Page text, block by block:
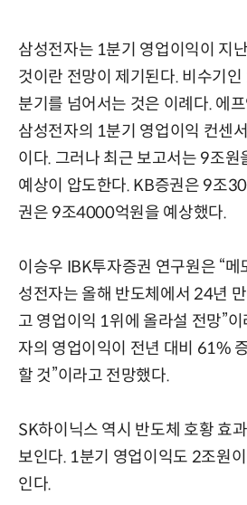
삼성전자는 1분기 영업이익이 지
것이란 전망이 제기된다. 비수기
분기를 넘어서는 것은 이례다. 에
삼성전자의 1분기 영업이익 컨센
이다. 그러나 최근 보고서는 9조원
예상이 압도한다. KB증권은 9조
권은 9조4000억원을 예상했다.
이승우 IBK투자증권 연구원은 “메
성전자는 올해 반도체에서 24년
고 영업이익 1위에 올라설 전망”
자의 영업이익이 전년 대비 61%
할 것”이라고 전망했다.
SK하이닉스 역시 반도체 호황 효
보인다. 1분기 영업이익도 2조원
인다.